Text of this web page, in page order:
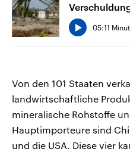
05:11
Von den 101 Staaten
landwirtschaftliche
mineralische Rohstoffe
Hauptimporteure sind
und die USA. Diese vier